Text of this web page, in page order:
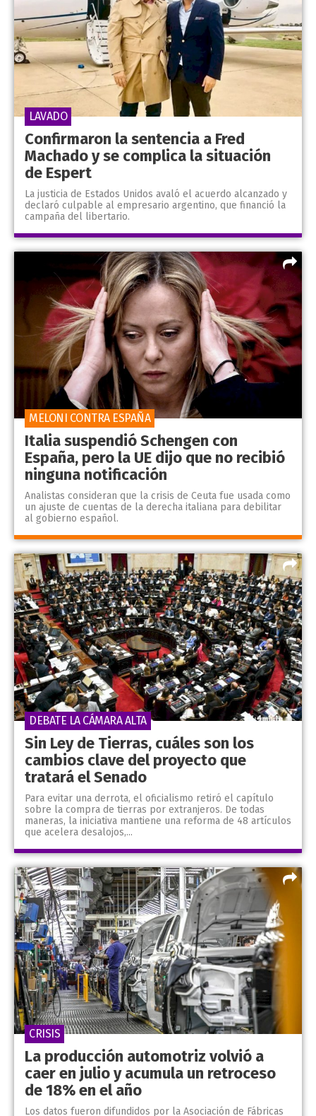
Confirmaron la sentencia a Fred
Machado y se complica la situación
de Espert
La justicia de Estados Unidos avaló el acuerdo alcanzado y
declaró culpable al empresario argentino, que financió la
campaña del libertario.
LAVADO
Italia suspendió Schengen con
España, pero la UE dijo que no recibió
ninguna notificación
Analistas consideran que la crisis de Ceuta fue usada como
un ajuste de cuentas de la derecha italiana para debilitar
al gobierno español.
MELONI CONTRA ESPAÑA
Sin Ley de Tierras, cuáles son los
cambios clave del proyecto que
tratará el Senado
Para evitar una derrota, el oficialismo retiró el capítulo
sobre la compra de tierras por extranjeros. De todas
maneras, la iniciativa mantiene una reforma de 48 artículos
que acelera desalojos,...
DEBATE LA CÁMARA ALTA
La producción automotriz volvió a
caer en julio y acumula un retroceso
de 18% en el año
Los datos fueron difundidos por la Asociación de Fábricas
CRISIS